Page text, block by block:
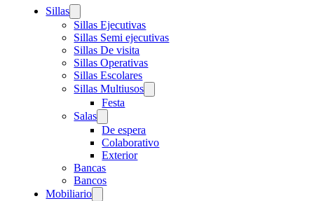
Sillas
Sillas Ejecutivas
Sillas Semi ejecutivas
Sillas De visita
Sillas Operativas
Sillas Escolares
Sillas Multiusos
Festa
Salas
De espera
Colaborativo
Exterior
Bancas
Bancos
Mobiliario